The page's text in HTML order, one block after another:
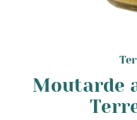
Moutarde